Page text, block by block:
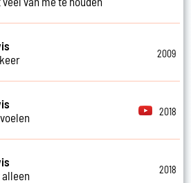
2009
2018
2018